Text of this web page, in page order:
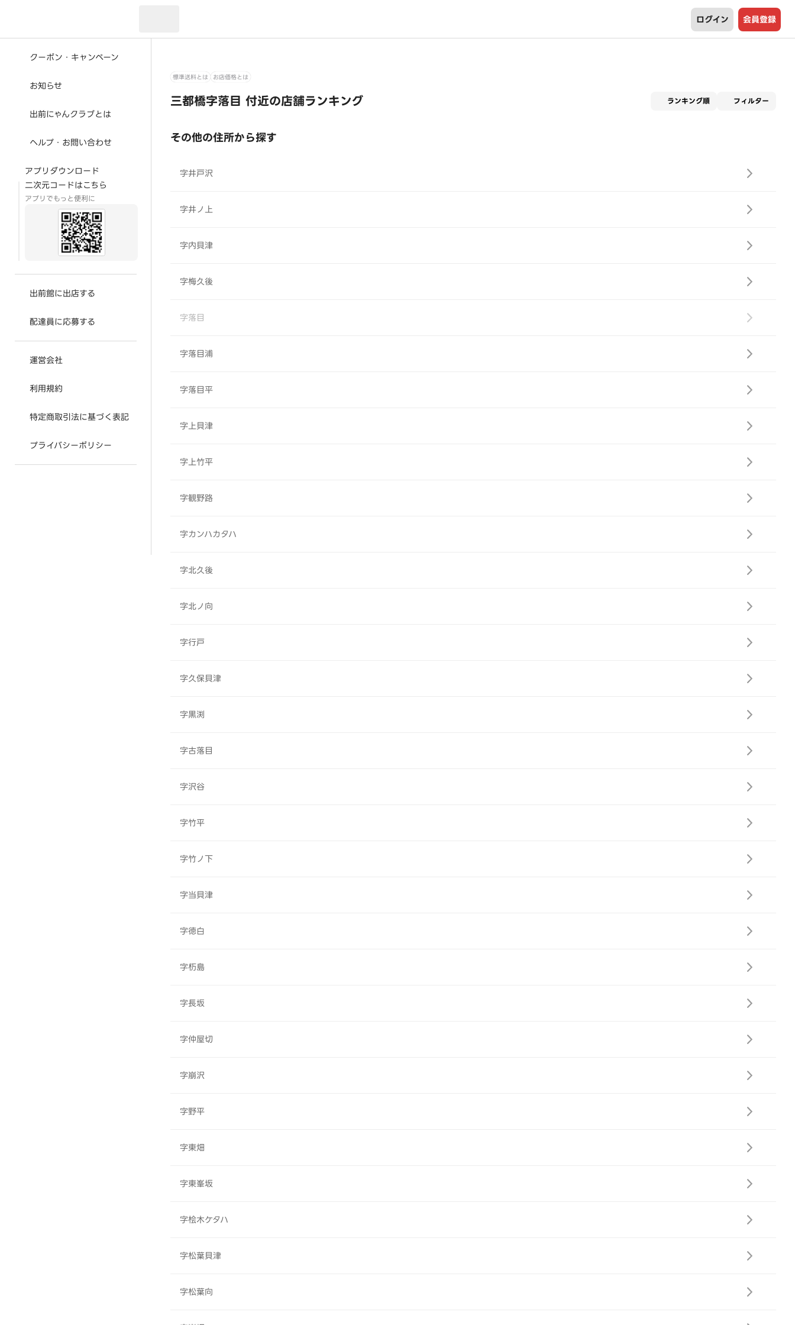
ログイン 会員登録
クーポン・キャンペーン
お知らせ
出前にゃんクラブとは
ヘルプ・お問い合わせ
アプリダウンロード
二次元コードはこちら
アプリでもっと便利に
出前館に出店する
配達員に応募する
運営会社
利用規約
特定商取引法に基づく表記
プライバシーポリシー
標準送料とは お店価格とは
三都橋字落目 付近の店舗ランキング ランキング順 フィルター
その他の住所から探す
字井戸沢
字井ノ上
字内貝津
字梅久後
字落目
字落目浦
字落目平
字上貝津
字上竹平
字観野路
字カンハカタハ
字北久後
字北ノ向
字行戸
字久保貝津
字黒渕
字古落目
字沢谷
字竹平
字竹ノ下
字当貝津
字徳白
字杤島
字長坂
字仲屋切
字崩沢
字野平
字東畑
字東峯坂
字桧木ケタハ
字松葉貝津
字松葉向